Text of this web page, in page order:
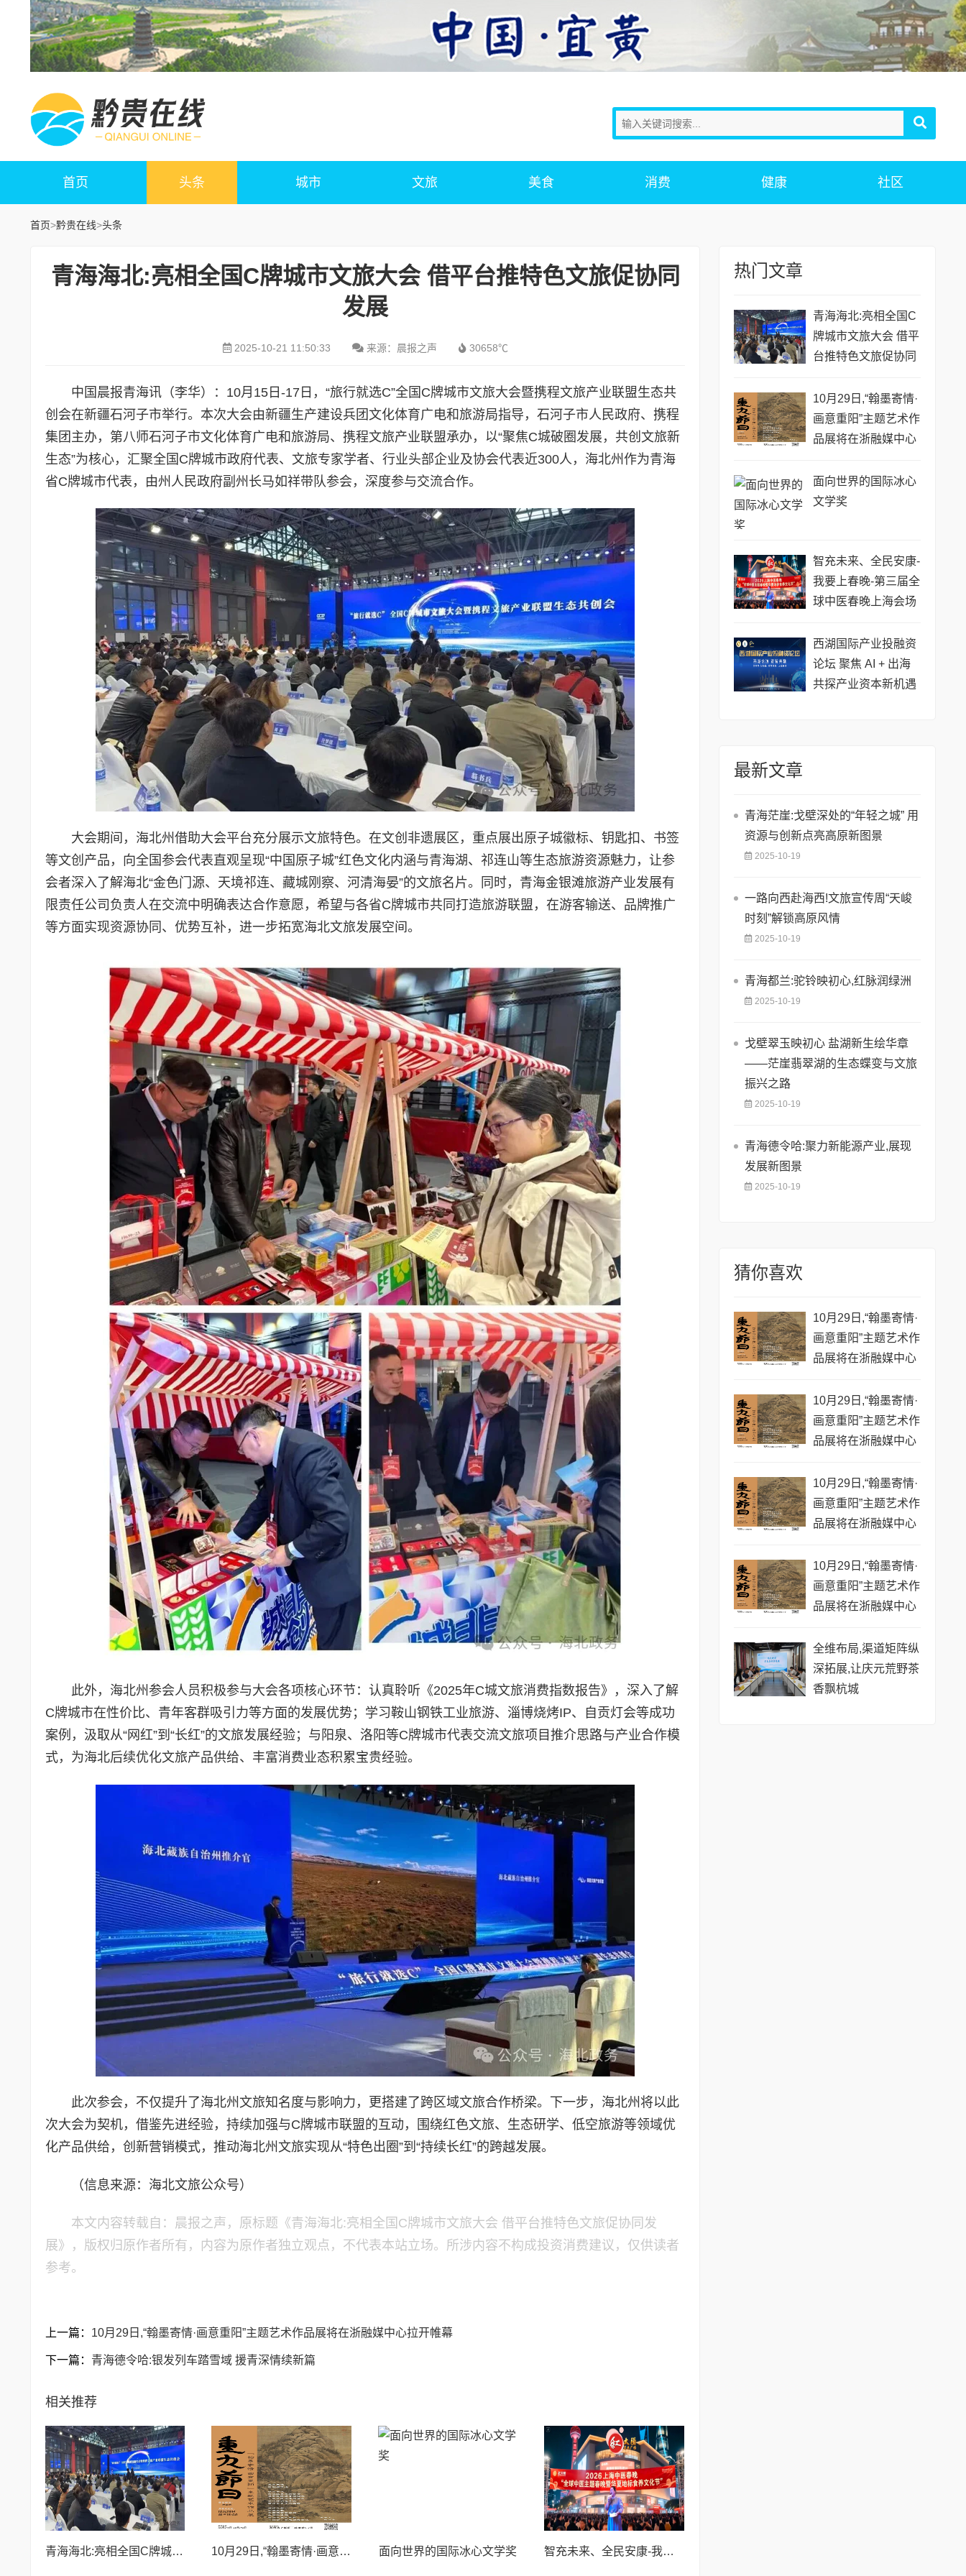
首页 头条 城市 文旅 美食 消费 健康 社区
首页>黔贵在线>头条
青海海北:亮相全国C牌城市文旅大会 借平台推特色文旅促协同
发展
2025-10-21 11:50:33 来源：晨报之声 30658℃
中国晨报青海讯（李华）：10月15日-17日，“旅行就选C”全国C牌城市文旅大会暨携程文旅产业联盟生态共
创会在新疆石河子市举行。本次大会由新疆生产建设兵团文化体育广电和旅游局指导，石河子市人民政府、携程
集团主办，第八师石河子市文化体育广电和旅游局、携程文旅产业联盟承办，以“聚焦C城破圈发展，共创文旅新
生态”为核心，汇聚全国C牌城市政府代表、文旅专家学者、行业头部企业及协会代表近300人，海北州作为青海
省C牌城市代表，由州人民政府副州长马如祥带队参会，深度参与交流合作。
大会期间，海北州借助大会平台充分展示文旅特色。在文创非遗展区，重点展出原子城徽标、钥匙扣、书签
等文创产品，向全国参会代表直观呈现“中国原子城”红色文化内涵与青海湖、祁连山等生态旅游资源魅力，让参
会者深入了解海北“金色门源、天境祁连、藏城刚察、河清海晏”的文旅名片。同时，青海金银滩旅游产业发展有
限责任公司负责人在交流中明确表达合作意愿，希望与各省C牌城市共同打造旅游联盟，在游客输送、品牌推广
等方面实现资源协同、优势互补，进一步拓宽海北文旅发展空间。
此外，海北州参会人员积极参与大会各项核心环节：认真聆听《2025年C城文旅消费指数报告》，深入了解
C牌城市在性价比、青年客群吸引力等方面的发展优势；学习鞍山钢铁工业旅游、淄博烧烤IP、自贡灯会等成功
案例，汲取从“网红”到“长红”的文旅发展经验；与阳泉、洛阳等C牌城市代表交流文旅项目推介思路与产业合作模
式，为海北后续优化文旅产品供给、丰富消费业态积累宝贵经验。
此次参会，不仅提升了海北州文旅知名度与影响力，更搭建了跨区域文旅合作桥梁。下一步，海北州将以此
次大会为契机，借鉴先进经验，持续加强与C牌城市联盟的互动，围绕红色文旅、生态研学、低空旅游等领域优
化产品供给，创新营销模式，推动海北州文旅实现从“特色出圈”到“持续长红”的跨越发展。
（信息来源：海北文旅公众号）
本文内容转载自：晨报之声，原标题《青海海北:亮相全国C牌城市文旅大会 借平台推特色文旅促协同发
展》，版权归原作者所有，内容为原作者独立观点，不代表本站立场。所涉内容不构成投资消费建议，仅供读者
参考。
上一篇： 10月29日,“翰墨寄情·画意重阳”主题艺术作品展将在浙融媒中心拉开帷幕
下一篇： 青海德令哈:银发列车踏雪域 援青深情续新篇
相关推荐
青海海北:亮相全国C牌城市文旅大会 借平台推特色文旅促协同发展 10月29日,“翰墨寄情·画意重阳”主题艺术作品展将在浙融媒中心拉开帷幕 面向世界的国际冰心文学奖 智充未来、全民安康-我要上春晚-第三届全球中医春晚上海会场社区档活动拉开帷幕!
热门文章
青海海北:亮相全国C
牌城市文旅大会 借平
台推特色文旅促协同
10月29日,“翰墨寄情·
画意重阳”主题艺术作
品展将在浙融媒中心
面向世界的国际冰心
文学奖
智充未来、全民安康-
我要上春晚-第三届全
球中医春晚上海会场
西湖国际产业投融资
论坛 聚焦 AI + 出海
共探产业资本新机遇
最新文章
青海茫崖:戈壁深处的“年轻之城” 用
资源与创新点亮高原新图景
2025-10-19
一路向西赴海西!文旅宣传周“天峻
时刻”解锁高原风情
2025-10-19
青海都兰:驼铃映初心,红脉润绿洲
2025-10-19
戈壁翠玉映初心 盐湖新生绘华章
——茫崖翡翠湖的生态蝶变与文旅
振兴之路
2025-10-19
青海德令哈:聚力新能源产业,展现
发展新图景
2025-10-19
猜你喜欢
10月29日,“翰墨寄情·
画意重阳”主题艺术作
品展将在浙融媒中心
10月29日,“翰墨寄情·
画意重阳”主题艺术作
品展将在浙融媒中心
10月29日,“翰墨寄情·
画意重阳”主题艺术作
品展将在浙融媒中心
10月29日,“翰墨寄情·
画意重阳”主题艺术作
品展将在浙融媒中心
全维布局,渠道矩阵纵
深拓展,让庆元荒野茶
香飘杭城